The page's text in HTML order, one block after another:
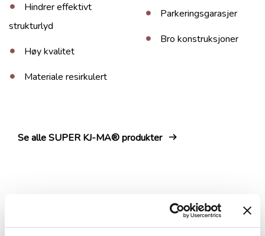
Hindrer effektivt
strukturlyd
Høy kvalitet
Materiale resirkulert
Parkeringsgarasjer
Bro konstruksjoner
Se alle SUPER KJ-MA® produkter